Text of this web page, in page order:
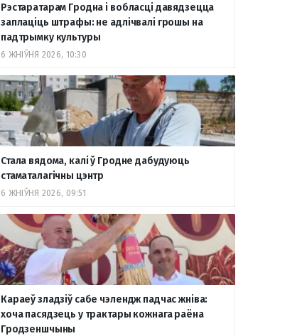
Рэстаратарам Гродна і вобласці давядзецца
заплаціць штрафы: не адлічвалі грошы на
падтрымку культуры
6 ЖНІЎНЯ 2026, 10:30
Стала вядома, калі ў Гродне дабудуюць
стаматалагічны цэнтр
6 ЖНІЎНЯ 2026, 09:51
Караеў зладзіў сабе чэлендж падчас жніва:
хоча пасядзець у трактары кожнага раёна
Гродзеншчыны